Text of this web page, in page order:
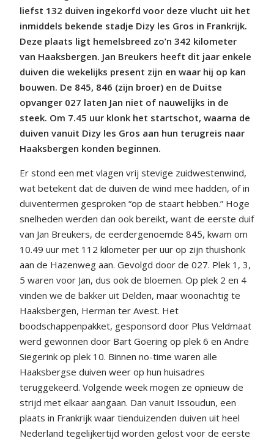
liefst 132 duiven ingekorfd voor deze vlucht uit het
inmiddels bekende stadje Dizy les Gros in Frankrijk.
Deze plaats ligt hemelsbreed zo’n 342 kilometer
van Haaksbergen. Jan Breukers heeft dit jaar enkele
duiven die wekelijks present zijn en waar hij op kan
bouwen. De 845, 846 (zijn broer) en de Duitse
opvanger 027 laten Jan niet of nauwelijks in de
steek. Om 7.45 uur klonk het startschot, waarna de
duiven vanuit Dizy les Gros aan hun terugreis naar
Haaksbergen konden beginnen.
Er stond een met vlagen vrij stevige zuidwestenwind,
wat betekent dat de duiven de wind mee hadden, of in
duiventermen gesproken “op de staart hebben.” Hoge
snelheden werden dan ook bereikt, want de eerste duif
van Jan Breukers, de eerdergenoemde 845, kwam om
10.49 uur met 112 kilometer per uur op zijn thuishonk
aan de Hazenweg aan. Gevolgd door de 027. Plek 1, 3,
5 waren voor Jan, dus ook de bloemen. Op plek 2 en 4
vinden we de bakker uit Delden, maar woonachtig te
Haaksbergen, Herman ter Avest. Het
boodschappenpakket, gesponsord door Plus Veldmaat
werd gewonnen door Bart Goering op plek 6 en Andre
Siegerink op plek 10. Binnen no-time waren alle
Haaksbergse duiven weer op hun huisadres
teruggekeerd. Volgende week mogen ze opnieuw de
strijd met elkaar aangaan. Dan vanuit Issoudun, een
plaats in Frankrijk waar tienduizenden duiven uit heel
Nederland tegelijkertijd worden gelost voor de eerste